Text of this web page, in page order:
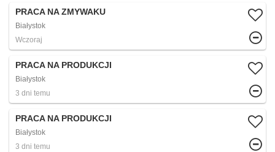
PRACA NA ZMYWAKU
Białystok
Wczoraj
PRACA NA PRODUKCJI
Białystok
3 dni temu
PRACA NA PRODUKCJI
Białystok
3 dni temu